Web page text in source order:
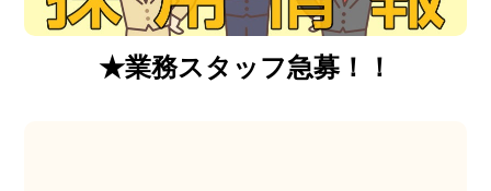
★業務スタッフ急募！！